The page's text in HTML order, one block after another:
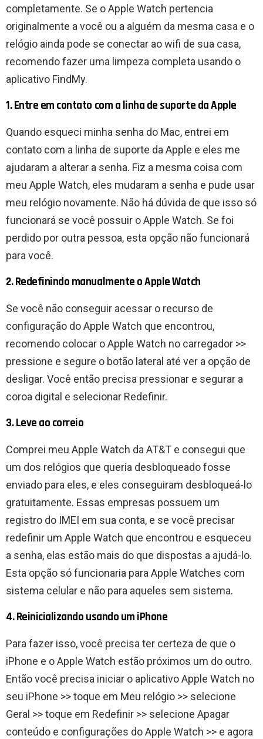
completamente. Se o Apple Watch pertencia
originalmente a você ou a alguém da mesma casa e o
relógio ainda pode se conectar ao wifi de sua casa,
recomendo fazer uma limpeza completa usando o
aplicativo FindMy.
1. Entre em contato com a linha de suporte da Apple
Quando esqueci minha senha do Mac, entrei em
contato com a linha de suporte da Apple e eles me
ajudaram a alterar a senha. Fiz a mesma coisa com
meu Apple Watch, eles mudaram a senha e pude usar
meu relógio novamente. Não há dúvida de que isso só
funcionará se você possuir o Apple Watch. Se foi
perdido por outra pessoa, esta opção não funcionará
para você.
2. Redefinindo manualmente o Apple Watch
Se você não conseguir acessar o recurso de
configuração do Apple Watch que encontrou,
recomendo colocar o Apple Watch no carregador >>
pressione e segure o botão lateral até ver a opção de
desligar. Você então precisa pressionar e segurar a
coroa digital e selecionar Redefinir.
3. Leve ao correio
Comprei meu Apple Watch da AT&T e consegui que
um dos relógios que queria desbloqueado fosse
enviado para eles, e eles conseguiram desbloqueá-lo
gratuitamente. Essas empresas possuem um
registro do IMEI em sua conta, e se você precisar
redefinir um Apple Watch que encontrou e esqueceu
a senha, elas estão mais do que dispostas a ajudá-lo.
Esta opção só funcionaria para Apple Watches com
sistema celular e não para aqueles sem sistema.
4. Reinicializando usando um iPhone
Para fazer isso, você precisa ter certeza de que o
iPhone e o Apple Watch estão próximos um do outro.
Então você precisa iniciar o aplicativo Apple Watch no
seu iPhone >> toque em Meu relógio >> selecione
Geral >> toque em Redefinir >> selecione Apagar
conteúdo e configurações do Apple Watch >> e agora